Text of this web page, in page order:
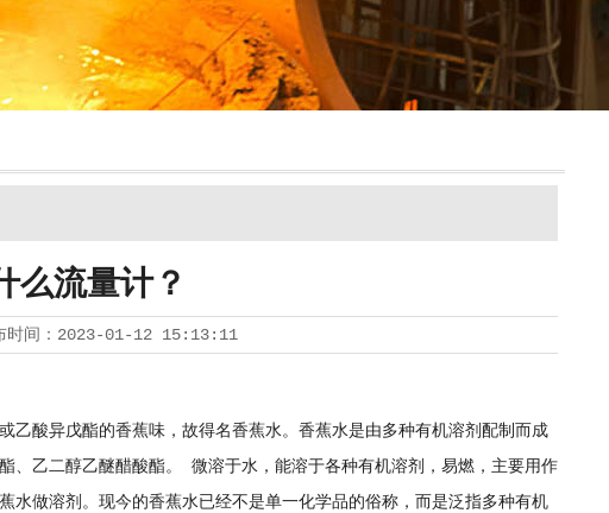
么流量计？
时间： 2023-01-12 15:13:11
乙酸异戊酯的香蕉味，故得名香蕉水。香蕉水是由多种有机溶剂配制而成
、乙二醇乙醚醋酸酯。 微溶于水，能溶于各种有机溶剂，易燃，主要用作
做溶剂。现今的香蕉水已经不是单一化学品的俗称，而是泛指多种有机